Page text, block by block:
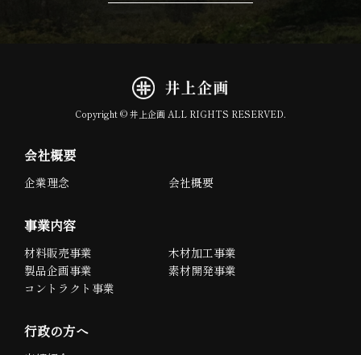
Copyright © 井上企画 ALL RIGHTS RESERVED.
会社概要
企業理念 会社概要
事業内容
材料販売事業
木材加工事業
製品企画事業
素材開発事業
コントラクト事業
行政の方へ